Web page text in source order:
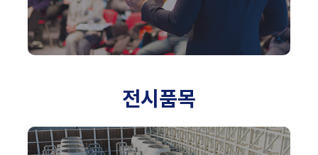
전시품목